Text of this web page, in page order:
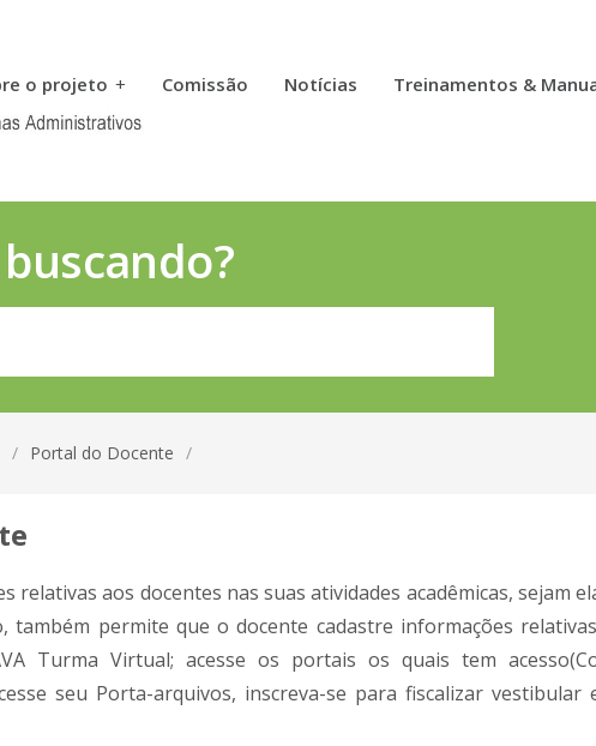
o projeto + Comissão Notícias Treinamentos &
/ Portal do Docente /
aos docentes nas suas atividades acadêmicas, sejam
também permite que o docente cadastre informações
Turma Virtual; acesse os portais os quais tem
seu Porta-arquivos, inscreva-se para fiscalizar